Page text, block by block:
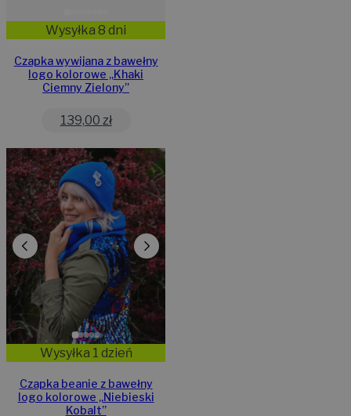
Wysyłka 8 dni
Czapka wywijana z bawełny
logo kolorowe „Khaki
Ciemny Zielony”
139,00 zł
Wysyłka 1 dzień
Czapka beanie z bawełny
logo kolorowe „Niebieski
Kobalt”